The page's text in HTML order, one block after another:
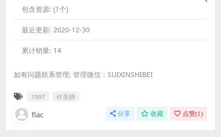
包含资源: (1个)
最近更新: 2020-12-30
累计销量: 14
如有问题联系管理; 管理微信：SUIXINSHIBEI
1997 许美静
flac 分享 收藏 点赞(1)